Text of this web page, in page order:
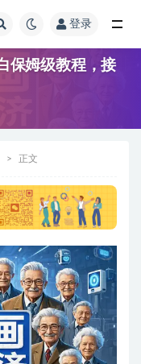
登录
保姆级教程，接
正文